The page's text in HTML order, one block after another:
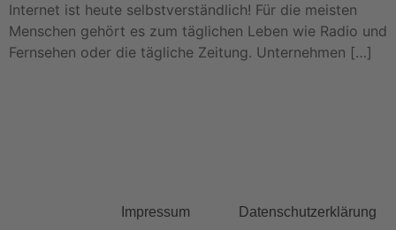
Internet ist heute selbstverständlich! Für die meisten
Menschen gehört es zum täglichen Leben wie Radio und
Fernsehen oder die tägliche Zeitung. Unternehmen […]
Impressum Datenschutzerklärung